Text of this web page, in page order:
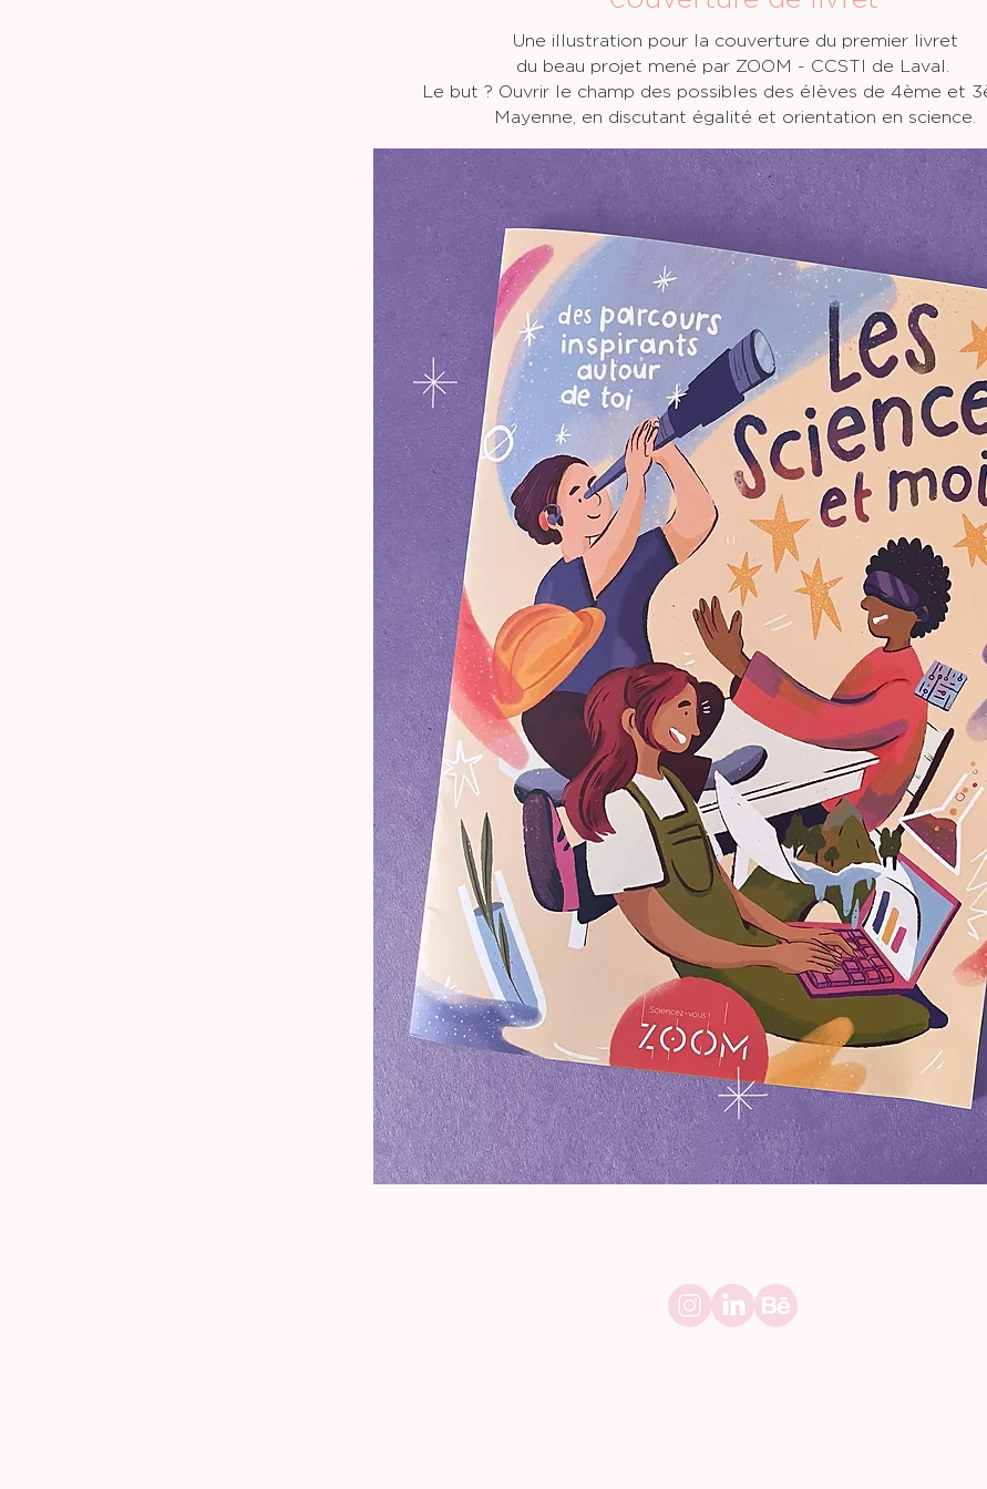
Une illustration pour la couverture du premier livret
du beau projet mené par ZOOM - CCSTI de Laval.
Le but ? Ouvrir le champ des possibles des élèves de 4ème et
Mayenne, en discutant égalité et orientation en science.